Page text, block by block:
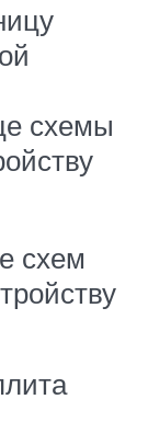
схемы
схем